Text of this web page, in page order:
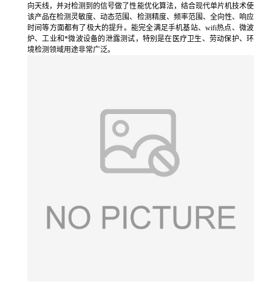
向天线，并对检测到的信号做了性能优化算法，结合现代单片机技术使
该产品在检测灵敏度、动态范围、检测精度、频率范围、全向性、响应
时间等方面都有了极大的提升。能完全满足手机基站、wifi热点、微波
炉、工业和*微波设备的泄露测试，特别是在医疗卫生、劳动保护、环
境检测领域用途非常广泛。